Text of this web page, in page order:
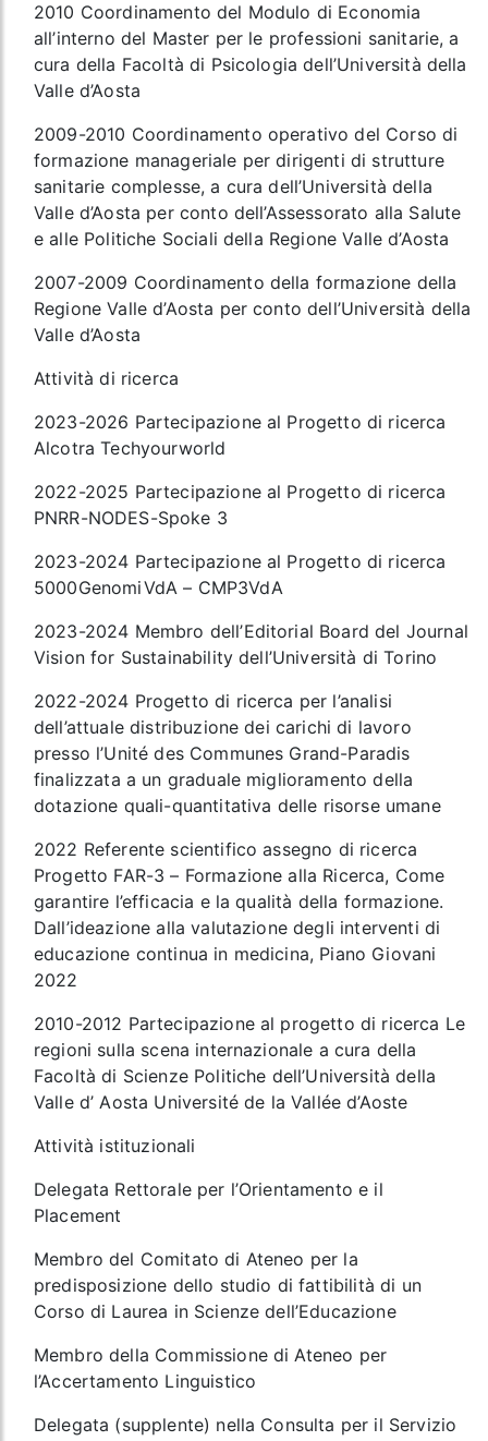
2010 Coordinamento del Modulo di Economia
all’interno del Master per le professioni sanitarie, a
cura della Facoltà di Psicologia dell’Università della
Valle d’Aosta
2009-2010 Coordinamento operativo del Corso di
formazione manageriale per dirigenti di strutture
sanitarie complesse, a cura dell’Università della
Valle d’Aosta per conto dell’Assessorato alla Salute
e alle Politiche Sociali della Regione Valle d’Aosta
2007-2009 Coordinamento della formazione della
Regione Valle d’Aosta per conto dell’Università della
Valle d’Aosta
Attività di ricerca
2023-2026 Partecipazione al Progetto di ricerca
Alcotra Techyourworld
2022-2025 Partecipazione al Progetto di ricerca
PNRR-NODES-Spoke 3
2023-2024 Partecipazione al Progetto di ricerca
5000GenomiVdA – CMP3VdA
2023-2024 Membro dell’Editorial Board del Journal
Vision for Sustainability dell’Università di Torino
2022-2024 Progetto di ricerca per l’analisi
dell’attuale distribuzione dei carichi di lavoro
presso l’Unité des Communes Grand-Paradis
finalizzata a un graduale miglioramento della
dotazione quali-quantitativa delle risorse umane
2022 Referente scientifico assegno di ricerca
Progetto FAR-3 – Formazione alla Ricerca, Come
garantire l’efficacia e la qualità della formazione.
Dall’ideazione alla valutazione degli interventi di
educazione continua in medicina, Piano Giovani
2022
2010-2012 Partecipazione al progetto di ricerca Le
regioni sulla scena internazionale a cura della
Facoltà di Scienze Politiche dell’Università della
Valle d’ Aosta Université de la Vallée d’Aoste
Attività istituzionali
Delegata Rettorale per l’Orientamento e il
Placement
Membro del Comitato di Ateneo per la
predisposizione dello studio di fattibilità di un
Corso di Laurea in Scienze dell’Educazione
Membro della Commissione di Ateneo per
l’Accertamento Linguistico
Delegata (supplente) nella Consulta per il Servizio